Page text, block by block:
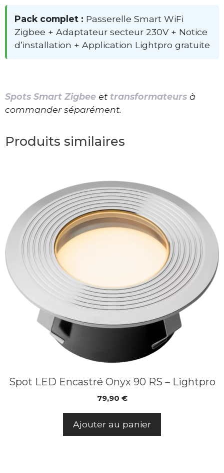
Pack complet : Passerelle Smart WiFi
Zigbee + Adaptateur secteur 230V + Notice
d’installation + Application Lightpro gratuite
Spots Smart Zigbee et transformateurs à
commander séparément.
Produits similaires
Spot LED Encastré Onyx 90 RS – Lightpro
79,90 €
Ajouter au panier